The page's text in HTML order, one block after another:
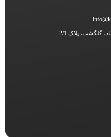
گلگشت، پلاک 2/1